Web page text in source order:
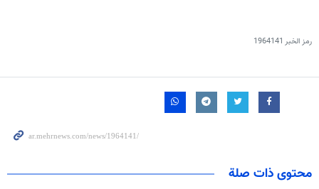
رمز الخبر 1964141
محتوى ذات صلة